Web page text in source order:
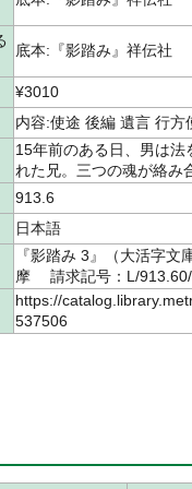
底本:『影踏み』祥伝社
¥3010
内容:使途 後編 遺言 行方
15年前のある日、男は
れた兄。三つの魂が絡み
913.6
日本語
『影踏み 3』（大活字
摩 請求記号：L/
https://
537506